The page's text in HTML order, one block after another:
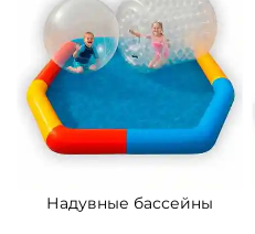
A-104311 Водный
аттракцион роллер
«Ночной шторм», ПВХ,
двухместный 2,2×2×2 м
Узнать цену